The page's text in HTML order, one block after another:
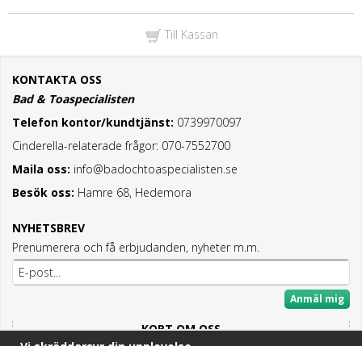
Till Kassan
KONTAKTA OSS
Bad & Toaspecialisten
Telefon kontor/kundtjänst: 0739970097
Cinderella-relaterade frågor: 070-7552700
Maila oss: info@badochtoaspecialisten.se
Besök oss: Hamre 68, Hedemora
NYHETSBREV
Prenumerera och få erbjudanden, nyheter m.m.
Anmäl mig
KORT OM OSS